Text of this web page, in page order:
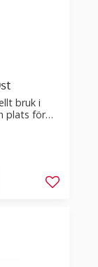
bruk i
plats för
Lägg till